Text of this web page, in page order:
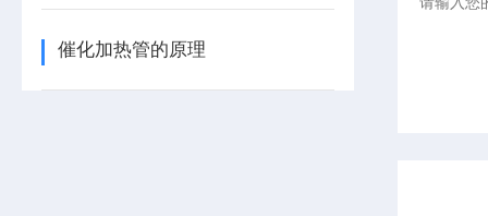
催化加热管的原理